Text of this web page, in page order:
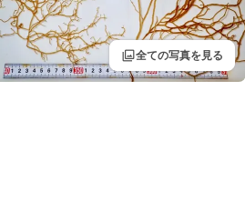
filter全ての写真を見る